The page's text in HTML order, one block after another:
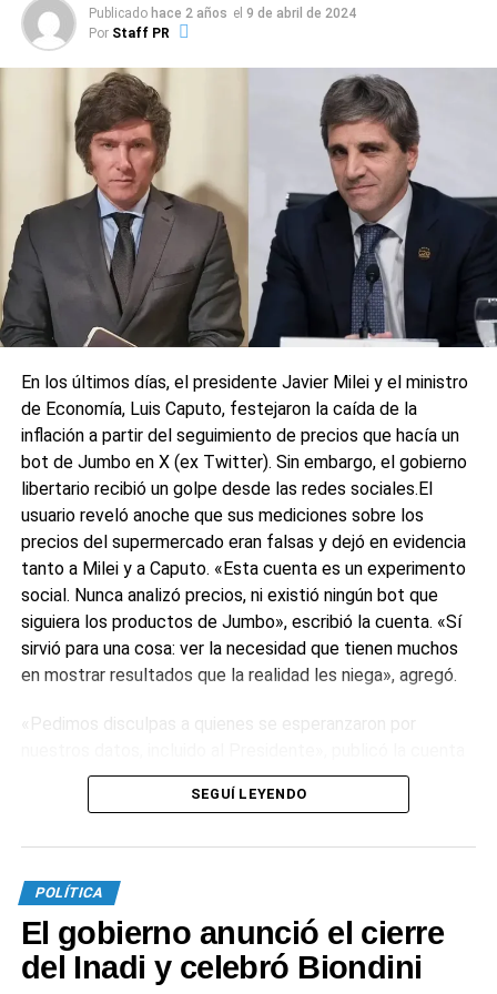
electorales, en particular la actual, dondelas redes
sociales tienen mucha incidencia.
La denuncia fue presentada ante la Justicia por Antonio
Salinas, presidente del espacio político Ciudad Futura, uno
de los partidos que integra la alianza de Fuerza Patria en
Santa Fe, y coincide con acusaciones similares
“impulsadas por los oficialismos” desde 2023 con
cartelería falsa instalada en la vía pública.
0
Publicado hace 2 años el 9 de abril de 2024
Por Staff PR
En los últimos días, el presidente Javier Milei y el ministro
de Economía, Luis Caputo, festejaron la caída de la
inflación a partir del seguimiento de precios que hacía un
bot de Jumbo en X (ex Twitter). Sin embargo, el gobierno
libertario recibió un golpe desde las redes sociales.El
usuario reveló anoche que sus mediciones sobre los
precios del supermercado eran falsas y dejó en evidencia
tanto a Milei y a Caputo. «Esta cuenta es un experimento
social. Nunca analizó precios, ni existió ningún bot que
siguiera los productos de Jumbo», escribió la cuenta. «Sí
sirvió para una cosa: ver la necesidad que tienen muchos
en mostrar resultados que la realidad les niega», agregó.
«Pedimos disculpas a quienes se esperanzaron por
de Jumbo BOT. «Hacemos extensivas las disculpas al
ministro de Economía, Luis Caputo. No se tome a personal
sígannos si a futuro quieren sorprenderse con nuevas
domadas de este calibre».
Así, se cayeron los argumentos del mandatario y del
ministro. En una entrevista con Alejandro Fantino en Neura,
SEGUÍ LEYENDO
POLÍTICA
El gobierno anunció el cierre
del Inadi y celebró Biondini